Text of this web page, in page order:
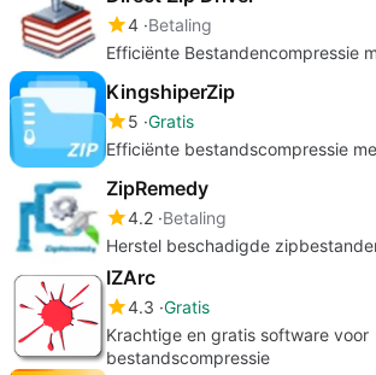
4 Betaling
Efficiënte Bestandencompressie
KingshiperZip
5 Gratis
Efficiënte bestandscompressie
ZipRemedy
4.2 Betaling
Herstel beschadigde
IZArc
4.3 Gratis
Krachtige en gratis software voor
bestandscompressie